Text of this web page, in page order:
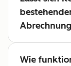
Wie